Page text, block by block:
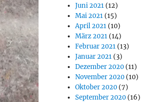
Juni 2021 (12)
Mai 2021 (15)
April 2021 (10)
März 2021 (14)
Februar 2021 (13)
Januar 2021 (3)
Dezember 2020 (11)
November 2020 (10)
Oktober 2020 (7)
September 2020 (16)